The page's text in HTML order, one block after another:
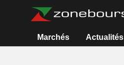
Marchés Actualités